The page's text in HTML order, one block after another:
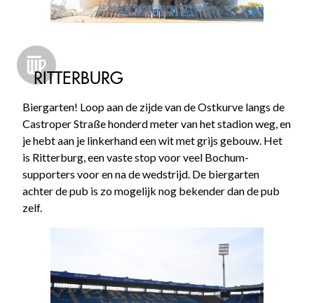
RITTERBURG
Biergarten! Loop aan de zijde van de Ostkurve langs de
Castroper Straße honderd meter van het stadion weg, en
je hebt aan je linkerhand een wit met grijs gebouw. Het
is Ritterburg, een vaste stop voor veel Bochum-
supporters voor en na de wedstrijd. De biergarten
achter de pub is zo mogelijk nog bekender dan de pub
zelf.